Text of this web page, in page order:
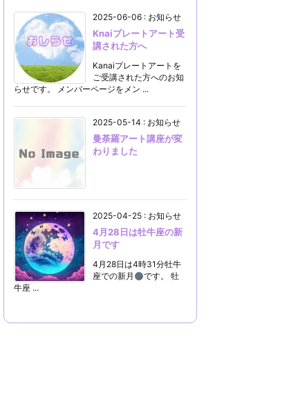
2025-06-06 : お知らせ
Knaiプレートアート受
講された方へ
Kanaiプレートアートを
ご受講された方へのお知
らせです。 メンバーページをメン ...
2025-05-14 : お知らせ
曼荼羅アート講座が変
わりました
2025-04-25 : お知らせ
4月28日は牡牛座の新
月です
4月28日は4時31分牡牛
座での新月
です。 牡
牛座 ...